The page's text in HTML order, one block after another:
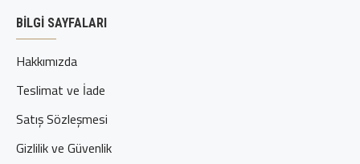
BILGI SAYFALARI
Hakkımızda
Teslimat ve İade
Satış Sözleşmesi
Gizlilik ve Güvenlik